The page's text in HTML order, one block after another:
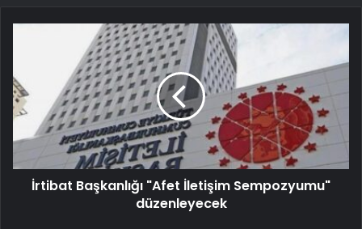
İrtibat Başkanlığı "Afet İletişim Sempozyumu"
düzenleyecek